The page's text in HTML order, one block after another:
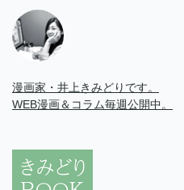
漫画家・井上きみどりです。
WEB漫画＆コラム毎週公開中。